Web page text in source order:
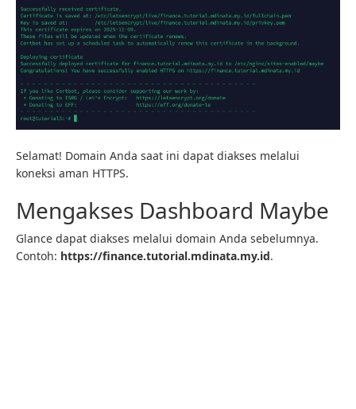
Selamat! Domain Anda saat ini dapat diakses melalui
koneksi aman HTTPS.
Mengakses Dashboard Maybe
Glance dapat diakses melalui domain Anda sebelumnya.
Contoh: https://finance.tutorial.mdinata.my.id.